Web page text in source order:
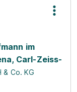
im
Carl-Zeiss-
Co. KG